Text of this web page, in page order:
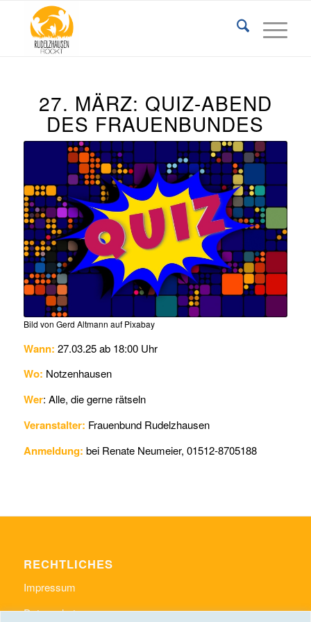
27. MÄRZ: QUIZ-ABEND
DES FRAUENBUNDES
Bild von Gerd Altmann auf Pixabay
Wann: 27.03.25 ab 18:00 Uhr
Wo: Notzenhausen
Wer: Alle, die gerne rätseln
Veranstalter: Frauenbund Rudelzhausen
Anmeldung: bei Renate Neumeier, 01512-8705188
RECHTLICHES
Impressum
Datenschutz